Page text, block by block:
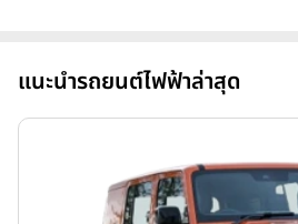
แนะนำรถยนต์ไฟฟ้าล่าสุด